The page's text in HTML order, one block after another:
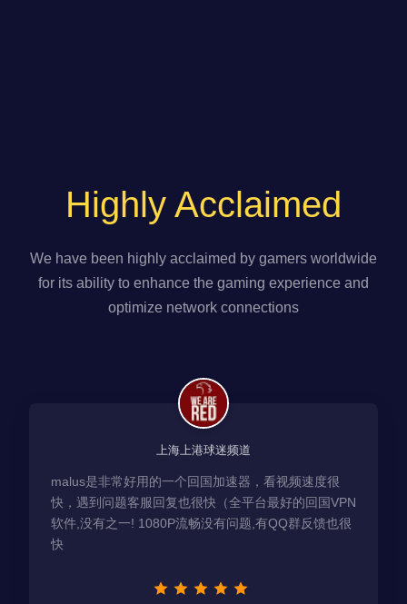
Highly Acclaimed
We have been highly acclaimed by gamers worldwide
for its ability to enhance the gaming experience and
optimize network connections
上海上港球迷频道
malus是非常好用的一个回国加速器，看视频速度很
快，遇到问题客服回复也很快（全平台最好的回国VPN
软件,没有之一! 1080P流畅没有问题,有QQ群反馈也很
快